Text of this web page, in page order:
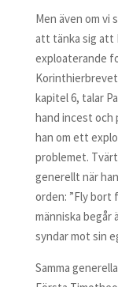
Men även om vi
att tänka sig att
exploaterande
Korinthierbrevet
kapitel 6, talar
hand incest och
han om ett
problemet.
generellt när
orden: ”Fly bort
människa
syndar mot sin
Samma